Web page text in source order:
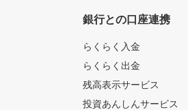
銀行との口座連携
らくらく入金
らくらく出金
残高表示サービス
投資あんしんサービス